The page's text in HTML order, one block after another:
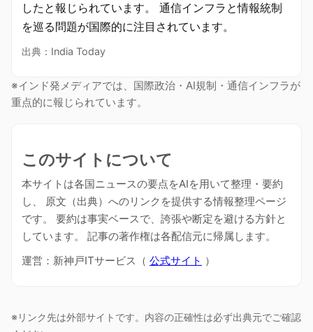
したと報じられています。 通信インフラと情報統制
を巡る問題が国際的に注目されています。
出典：India Today
※インド発メディアでは、国際政治・AI規制・通信インフラが
重点的に報じられています。
このサイトについて
本サイトは各国ニュースの要点をAIを用いて整理・要約
し、 原文（出典）へのリンクを提供する情報整理ページ
です。 要約は事実ベースで、誇張や断定を避ける方針と
しています。 記事の著作権は各配信元に帰属します。
運営：新神戸ITサービス（ 公式サイト ）
※リンク先は外部サイトです。内容の正確性は必ず出典元でご確認